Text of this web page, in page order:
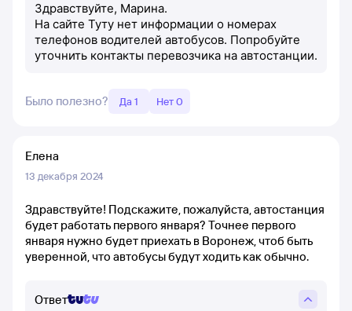
Здравствуйте, Марина.
На сайте Туту нет информации о номерах
телефонов водителей автобусов. Попробуйте
уточнить контакты перевозчика на автостанции.
Было полезно? Да 1 Нет 0
Елена
13 декабря 2024
Здравствуйте! Подскажите, пожалуйста, автостанция
будет работать первого января? Точнее первого
января нужно будет приехать в Воронеж, чтоб быть
уверенной, что автобусы будут ходить как обычно.
Ответ